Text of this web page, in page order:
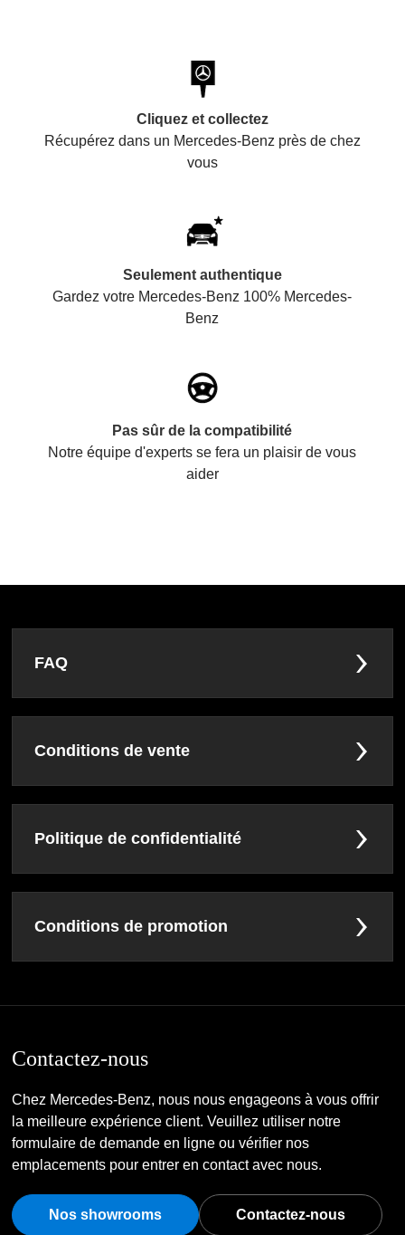
Cliquez et collectez
Récupérez dans un Mercedes-Benz près de chez
vous
Seulement authentique
Gardez votre Mercedes-Benz 100% Mercedes-
Benz
Pas sûr de la compatibilité
Notre équipe d'experts se fera un plaisir de vous
aider
FAQ
Conditions de vente
Politique de confidentialité
Conditions de promotion
Contactez-nous
Chez Mercedes-Benz, nous nous engageons à vous offrir
la meilleure expérience client. Veuillez utiliser notre
formulaire de demande en ligne ou vérifier nos
emplacements pour entrer en contact avec nous.
Nos showrooms Contactez-nous